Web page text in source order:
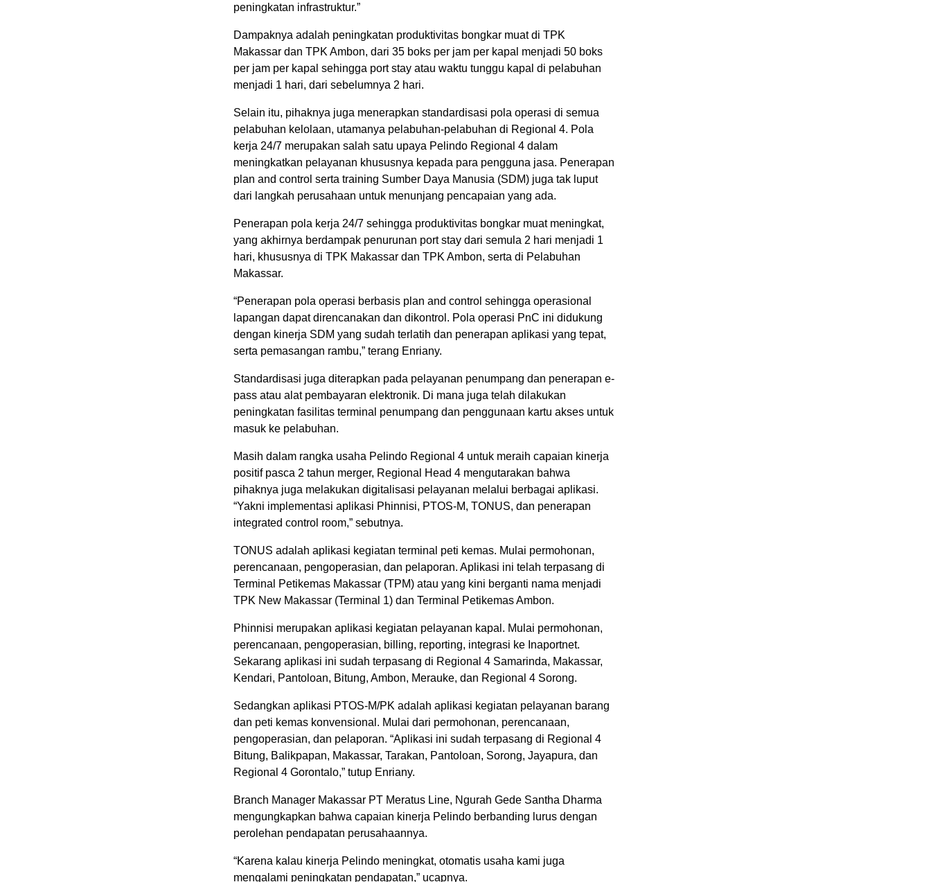
peningkatan infrastruktur.”
Dampaknya adalah peningkatan produktivitas bongkar muat di TPK
Makassar dan TPK Ambon, dari 35 boks per jam per kapal menjadi 50 boks
per jam per kapal sehingga port stay atau waktu tunggu kapal di pelabuhan
menjadi 1 hari, dari sebelumnya 2 hari.
Selain itu, pihaknya juga menerapkan standardisasi pola operasi di semua
pelabuhan kelolaan, utamanya pelabuhan-pelabuhan di Regional 4. Pola
kerja 24/7 merupakan salah satu upaya Pelindo Regional 4 dalam
meningkatkan pelayanan khususnya kepada para pengguna jasa. Penerapan
plan and control serta training Sumber Daya Manusia (SDM) juga tak luput
dari langkah perusahaan untuk menunjang pencapaian yang ada.
Penerapan pola kerja 24/7 sehingga produktivitas bongkar muat meningkat,
yang akhirnya berdampak penurunan port stay dari semula 2 hari menjadi 1
hari, khususnya di TPK Makassar dan TPK Ambon, serta di Pelabuhan
Makassar.
“Penerapan pola operasi berbasis plan and control sehingga operasional
lapangan dapat direncanakan dan dikontrol. Pola operasi PnC ini didukung
dengan kinerja SDM yang sudah terlatih dan penerapan aplikasi yang tepat,
serta pemasangan rambu,” terang Enriany.
Standardisasi juga diterapkan pada pelayanan penumpang dan penerapan e-
pass atau alat pembayaran elektronik. Di mana juga telah dilakukan
peningkatan fasilitas terminal penumpang dan penggunaan kartu akses untuk
masuk ke pelabuhan.
Masih dalam rangka usaha Pelindo Regional 4 untuk meraih capaian kinerja
positif pasca 2 tahun merger, Regional Head 4 mengutarakan bahwa
pihaknya juga melakukan digitalisasi pelayanan melalui berbagai aplikasi.
“Yakni implementasi aplikasi Phinnisi, PTOS-M, TONUS, dan penerapan
integrated control room,” sebutnya.
TONUS adalah aplikasi kegiatan terminal peti kemas. Mulai permohonan,
perencanaan, pengoperasian, dan pelaporan. Aplikasi ini telah terpasang di
Terminal Petikemas Makassar (TPM) atau yang kini berganti nama menjadi
TPK New Makassar (Terminal 1) dan Terminal Petikemas Ambon.
Phinnisi merupakan aplikasi kegiatan pelayanan kapal. Mulai permohonan,
perencanaan, pengoperasian, billing, reporting, integrasi ke Inaportnet.
Sekarang aplikasi ini sudah terpasang di Regional 4 Samarinda, Makassar,
Kendari, Pantoloan, Bitung, Ambon, Merauke, dan Regional 4 Sorong.
Sedangkan aplikasi PTOS-M/PK adalah aplikasi kegiatan pelayanan barang
dan peti kemas konvensional. Mulai dari permohonan, perencanaan,
pengoperasian, dan pelaporan. “Aplikasi ini sudah terpasang di Regional 4
Bitung, Balikpapan, Makassar, Tarakan, Pantoloan, Sorong, Jayapura, dan
Regional 4 Gorontalo,” tutup Enriany.
Branch Manager Makassar PT Meratus Line, Ngurah Gede Santha Dharma
mengungkapkan bahwa capaian kinerja Pelindo berbanding lurus dengan
perolehan pendapatan perusahaannya.
“Karena kalau kinerja Pelindo meningkat, otomatis usaha kami juga
mengalami peningkatan pendapatan,” ucapnya.